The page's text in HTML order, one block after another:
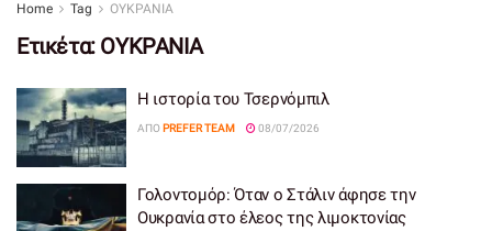
Home Tag ΟΥΚΡΑΝΙΑ
Ετικέτα: ΟΥΚΡΑΝΙΑ
Η ιστορία του Τσερνόμπιλ
ΑΠΌ PREFER TEAM 08/07/2026
Γολοντομόρ: Όταν ο Στάλιν άφησε την
Ουκρανία στο έλεος της λιμοκτονίας